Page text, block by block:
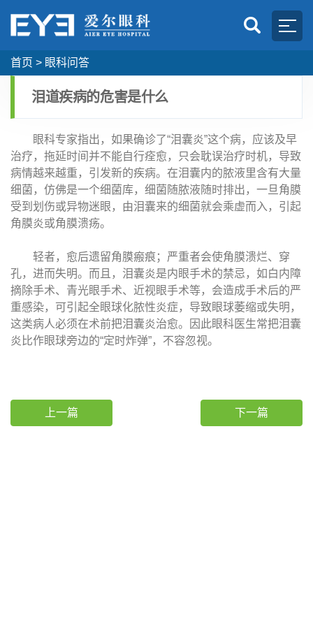
首页 > 眼科问答
泪道疾病的危害是什么
眼科专家指出，如果确诊了“泪囊炎”这个病，应该及早
治疗，拖延时间并不能自行痊愈，只会耽误治疗时机，导致
病情越来越重，引发新的疾病。 在泪囊内的脓液里含有大量
细菌，仿佛是一个细菌库，细菌随脓液随时排出，一旦角膜
受到划伤或异物迷眼，由泪囊来的细菌就会乘虚而入，引起
角膜炎或角膜溃疡。
轻者，愈后遗留角膜瘢痕；严重者会使角膜溃烂、穿
孔，进而失明。而且，泪囊炎是内眼手术的禁忌，如白内障
摘除手术、青光眼手术、近视眼手术等，会造成手术后的严
重感染，可引起全眼球化脓性炎症，导致眼球萎缩或失明，
这类病人必须在术前把泪囊炎治愈。因此眼科医生常把泪囊
炎比作眼球旁边的“定时炸弹”，不容忽视。
上一篇 下一篇